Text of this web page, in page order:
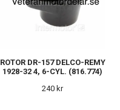
ROTOR DR-157 DELCO-REMY
1928-32 4, 6-CYL. (816.774)
240 kr